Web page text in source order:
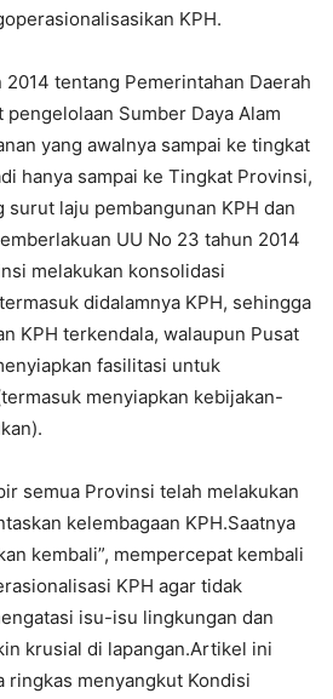
KPH.
tentang Pemerintahan Daerah
Sumber Daya Alam
yang awalnya sampai ke tingkat
hanya sampai ke Tingkat Provinsi,
surut laju pembangunan KPH dan
UU No 23 tahun 2014
melakukan konsolidasi
didalamnya KPH, sehingga
KPH terkendala, walaupun Pusat
fasilitasi untuk
menyiapkan kebijakan-
semua Provinsi telah melakukan
kelembagaan KPH.Saatnya
kembali”, mempercepat kembali
KPH agar tidak
isu-isu lingkungan dan
krusial di lapangan.Artikel ini
ringkas menyangkut Kondisi